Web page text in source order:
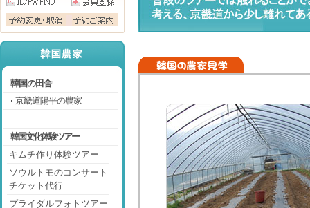
韓国の田舎
京畿道陽平の農家
韓国文化体験ツアー
キムチ作り体験ツアー
ソウルトモのコンサート
チケット代行
プライダルフォトツアー